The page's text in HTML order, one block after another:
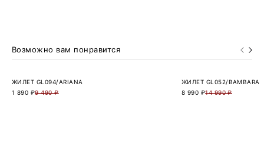
Возможно вам понравится
ЖИЛЕТ GL094/ARIANA
9 490 ₽
1 890 ₽
ЖИЛЕТ GL052/BAMBARA
14 990 ₽
8 990 ₽